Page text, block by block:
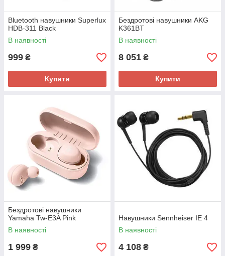
Bluetooth навушники Superlux
HDB-311 Black
В наявності
999 ₴
Купити
Бездротові навушники AKG
K361BT
В наявності
8 051 ₴
Купити
Бездротові навушники
Yamaha Tw-E3A Pink
В наявності
1 999 ₴
Навушники Sennheiser IE 4
В наявності
4 108 ₴